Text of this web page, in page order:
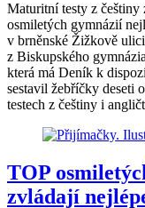
Maturitní testy z češtiny
osmiletých gymnázií
v brněnské Žižkově
z Biskupského
která má Deník k
sestavil žebříčky deseti
testech z češtiny i
TOP
zvládají